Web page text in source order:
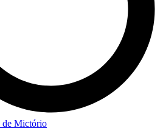
de Mictório